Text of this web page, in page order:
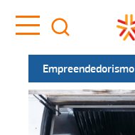
Empreendedorismo